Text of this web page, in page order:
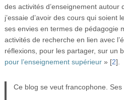
des activités d’enseignement autour
j’essaie d’avoir des cours qui soient
ses envies en termes de pédagogie
activités de recherche en lien avec
réflexions, pour les partager, sur un
pour l’enseignement supérieur» [2]
Ce blog se veut francophone.